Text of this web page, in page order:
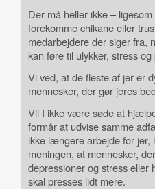
Der må heller ikke –
forekomme chikane eller
medarbejdere der siger fra,
kan føre til ulykker, stress
Vi ved, at de fleste af jer er
mennesker, der gør jeres
Vil I ikke være søde at
formår at udvise samme
ikke længere arbejde for
meningen, at mennesker,
depressioner og stress eller
skal presses lidt mere.